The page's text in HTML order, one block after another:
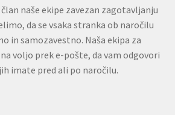
naše ekipe zavezan zagotavljanju
da se vsaka stranka ob naročilu
in samozavestno. Naša ekipa za
voljo prek e-pošte, da vam odgovori
imate pred ali po naročilu.